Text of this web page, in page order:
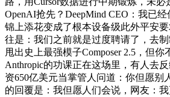
OpenAI抢先？DeepMind CEO：我已
锦上添花变成了根本设备级此外平安
往是：我们之前就是过度聘请了，去
甩出史上最强模子Composer 2.5，但你
Anthropic的功课正在这场里，有人去
资650亿美元当掌管人问道：你但愿别
的回覆是：我但愿人们会说，网友：